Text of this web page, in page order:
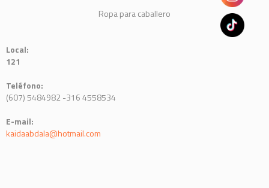
Ropa para caballero
Local:
121
Teléfono:
(607) 5484982 -316 4558534
E-mail:
kaidaabdala@hotmail.com